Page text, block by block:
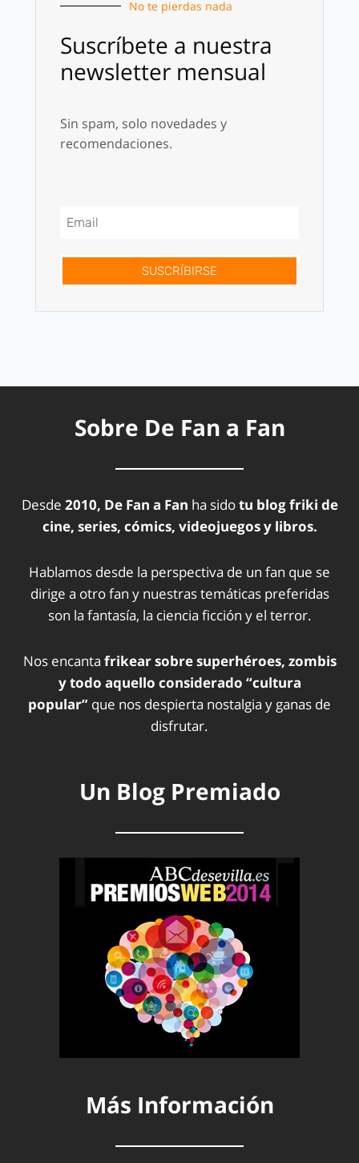
No te pierdas nada
Suscríbete a nuestra
newsletter mensual
Sin spam, solo novedades y
recomendaciones.
SUSCRÍBIRSE
Sobre De Fan a Fan
Desde 2010, De Fan a Fan ha sidotu blog friki de
cine, series, cómics, videojuegos y libros.
Hablamos desde la perspectiva de un fan que se
dirige a otro fan y nuestras temáticas preferidas
son la fantasía, la ciencia ficción y el terror.
Nos encanta frikear sobre superhéroes, zombis
y todo aquello considerado “cultura
popular” que nos despierta nostalgia y ganas de
disfrutar.
Un Blog Premiado
Más Información